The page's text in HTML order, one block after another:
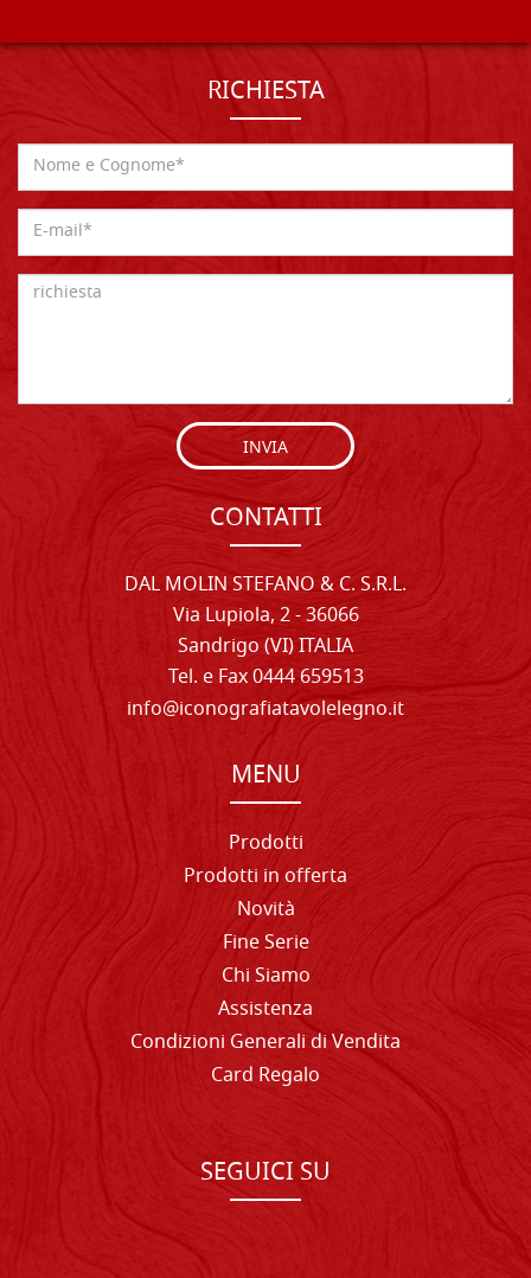
RICHIESTA
INVIA
CONTATTI
DAL MOLIN STEFANO & C. S.R.L.
Via Lupiola, 2 - 36066
Sandrigo (VI) ITALIA
Tel. e Fax 0444 659513
info@iconografiatavolelegno.it
MENU
Prodotti
Prodotti in offerta
Novità
Fine Serie
Chi Siamo
Assistenza
Condizioni Generali di Vendita
Card Regalo
SEGUICI SU